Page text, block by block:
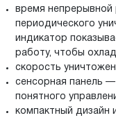
время
периодического
индикатор
работу, чтобы
скорость
сенсорная панель
понятного
компактный дизайн